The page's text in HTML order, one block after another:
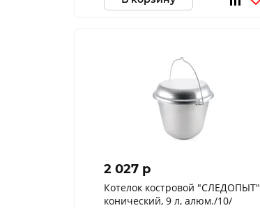
2 027 p
Котелок костровой "СЛЕДОПЫТ"
конический, 9 л, алюм./10/